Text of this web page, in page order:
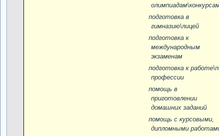
подготовка в
гимназию\лицей
подготовка к
международным
экзаменам
подготовка к
профессии
помощь в
приготовлении
домашних заданий
помощь с курсовыми,
дипломными